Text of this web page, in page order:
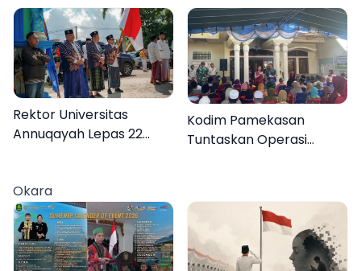
Desa se-Madura Rebut
Tiket ke Tingkat Nasional
Rektor Universitas
Annuqayah Lepas 22
Suci dan Jeddah
Kodim Pamekasan
Tuntaskan Operasi
Lebih Jelas
Okara